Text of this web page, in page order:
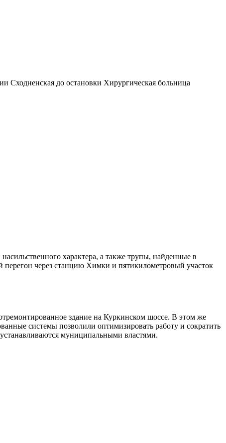
Сходненская до остановки Хирургическая больница
характера, а также трупы, найденные в
через станцию Химки и пятикилометровый участок
здание на Куркинском шоссе. В этом же
системы позволили оптимизировать работу и сократить
муниципальными властями.